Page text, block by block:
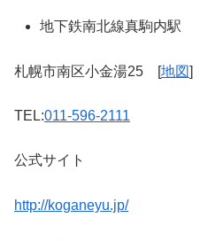
地下鉄南北線真駒内駅
札幌市南区小金湯25 [地図]
TEL:011-596-2111
公式サイト
http://koganeyu.jp/